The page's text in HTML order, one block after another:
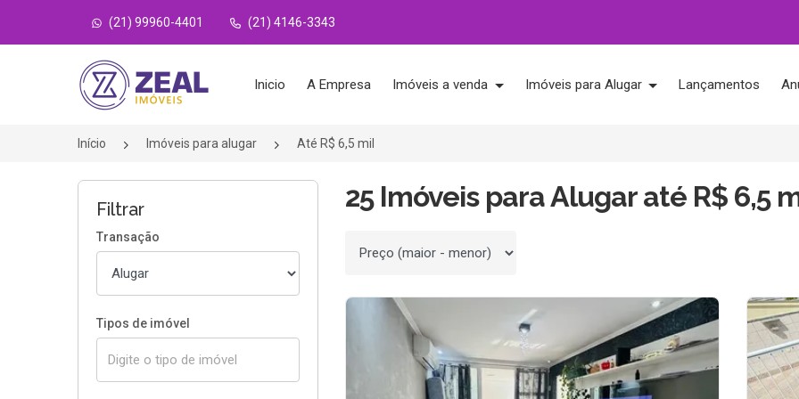
(21) 99960-4401 (21) 4146-3343
Página inicial
Inicio A Empresa Imóveis a venda Imóveis para Alugar Lançamentos
Início Imóveis para alugar Até R$ 6,5 mil
Filtrar
Transação
Tipos de imóvel
25 Imóveis para Alugar até R$ 6,5
Ordenar por